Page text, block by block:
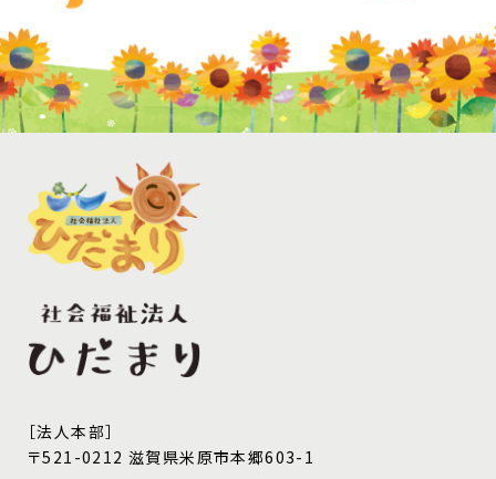
［法人本部］
〒521-0212 滋賀県米原市本郷603-1